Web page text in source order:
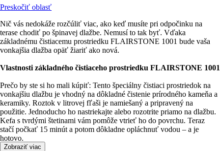
Preskočiť oblasť
Nič vás nedokáže rozčúliť viac, ako keď musíte pri odpočinku na
terase chodiť po špinavej dlažbe. Nemusí to tak byť. Vďaka
základnému čistiacemu prostriedku FLAIRSTONE 1001 bude vaša
vonkajšia dlažba opäť žiariť ako nová.
Vlastnosti základného čistiaceho prostriedku FLAIRSTONE 1001
Prečo by ste si ho mali kúpiť: Tento špeciálny čistiaci prostriedok na
vonkajšiu dlažbu je vhodný na dôkladné čistenie prírodného kameňa a
keramiky. Roztok v litrovej fľaši je namiešaný a pripravený na
použitie. Jednoducho ho nastriekajte alebo rozotrite priamo na dlažbu.
Kefa s tvrdými štetinami vám pomôže vtrieť ho do povrchu. Teraz
stačí počkať 15 minút a potom dôkladne opláchnuť vodou – a je
hotovo.
Zobraziť viac